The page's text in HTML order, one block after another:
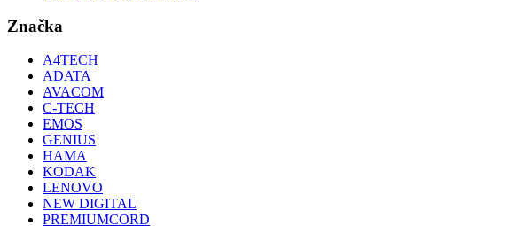
Značka
A4TECH
ADATA
AVACOM
C-TECH
EMOS
GENIUS
HAMA
KODAK
LENOVO
NEW DIGITAL
PREMIUMCORD